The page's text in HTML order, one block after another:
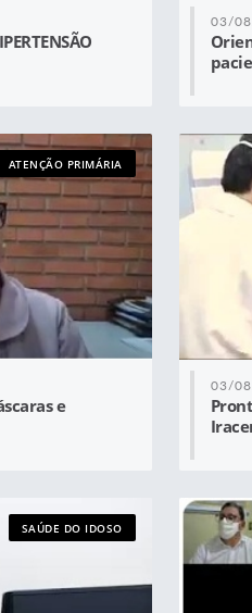
03/
e
ATENÇÃO PRIMÁRIA
03/
SAÚDE DO IDOSO